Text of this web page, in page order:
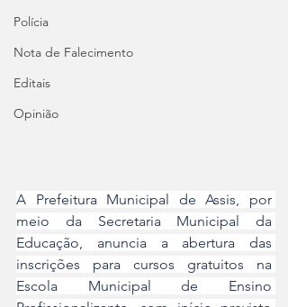
Polícia
Nota de Falecimento
Editais
Opinião
A Prefeitura Municipal de Assis, por
meio da Secretaria Municipal da
Educação, anuncia a abertura das
inscrições para cursos gratuitos na
Escola Municipal de Ensino